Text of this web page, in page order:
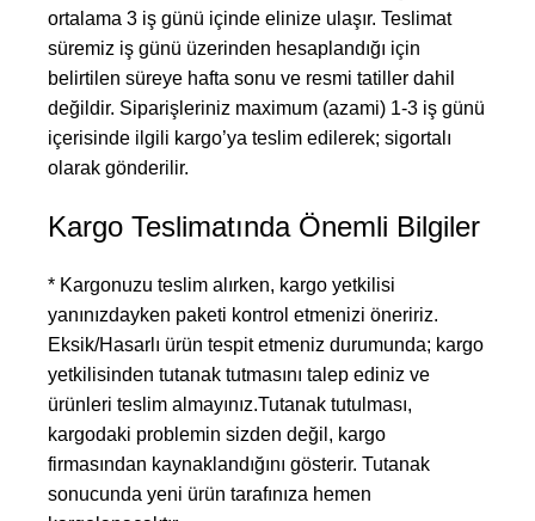
ortalama 3 iş günü içinde elinize ulaşır. Teslimat
süremiz iş günü üzerinden hesaplandığı için
belirtilen süreye hafta sonu ve resmi tatiller dahil
değildir. Siparişleriniz maximum (azami) 1-3 iş günü
içerisinde ilgili kargo’ya teslim edilerek; sigortalı
olarak gönderilir.
Kargo Teslimatında Önemli Bilgiler
* Kargonuzu teslim alırken, kargo yetkilisi
yanınızdayken paketi kontrol etmenizi öneririz.
Eksik/Hasarlı ürün tespit etmeniz durumunda; kargo
yetkilisinden tutanak tutmasını talep ediniz ve
ürünleri teslim almayınız.Tutanak tutulması,
kargodaki problemin sizden değil, kargo
firmasından kaynaklandığını gösterir. Tutanak
sonucunda yeni ürün tarafınıza hemen